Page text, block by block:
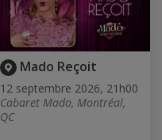
Mado Reçoit
12 septembre 2026, 21h00
Cabaret Mado, Montréal,
QC